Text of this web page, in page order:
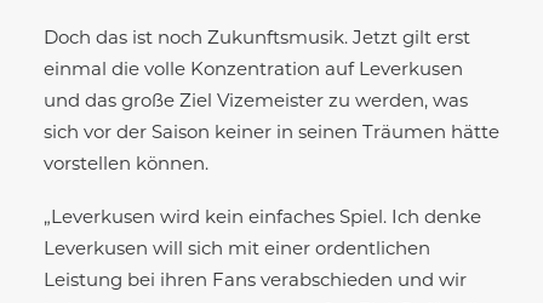
Doch das ist noch Zukunftsmusik. Jetzt gilt erst
einmal die volle Konzentration auf Leverkusen
und das große Ziel Vizemeister zu werden, was
sich vor der Saison keiner in seinen Träumen hätte
vorstellen können.
„Leverkusen wird kein einfaches Spiel. Ich denke
Leverkusen will sich mit einer ordentlichen
Leistung bei ihren Fans verabschieden und wir